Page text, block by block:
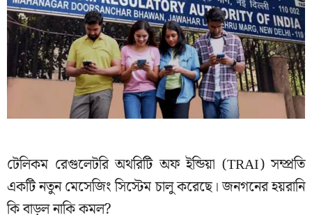
টেলিকম রেগুলেটরি অথরিটি অফ ইন্ডিয়া (TRAI) সম্প্রতি
একটি নতুন মেসেজিং সিস্টেম চালু করেছে। জনগনের হয়রানি
কি বাড়ল নাকি কমল?